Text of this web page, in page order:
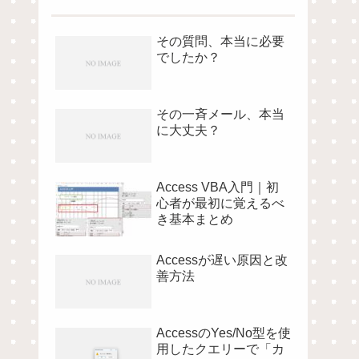
その質問、本当に必要
でしたか？
その一斉メール、本当
に大丈夫？
Access VBA入門｜初
心者が最初に覚えるべ
き基本まとめ
Accessが遅い原因と改
善方法
AccessのYes/No型を使
用したクエリーで「カ